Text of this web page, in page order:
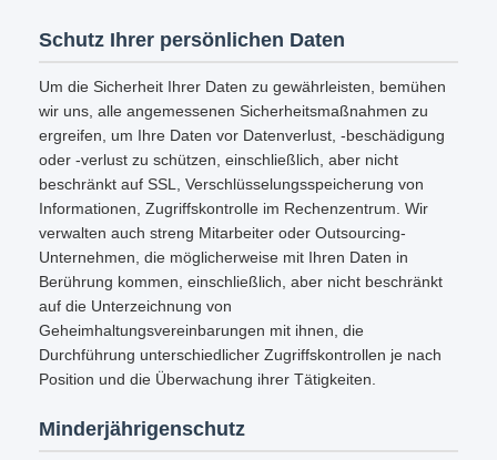
Schutz Ihrer persönlichen Daten
Um die Sicherheit Ihrer Daten zu gewährleisten, bemühen
wir uns, alle angemessenen Sicherheitsmaßnahmen zu
ergreifen, um Ihre Daten vor Datenverlust, -beschädigung
oder -verlust zu schützen, einschließlich, aber nicht
beschränkt auf SSL, Verschlüsselungsspeicherung von
Informationen, Zugriffskontrolle im Rechenzentrum. Wir
verwalten auch streng Mitarbeiter oder Outsourcing-
Unternehmen, die möglicherweise mit Ihren Daten in
Berührung kommen, einschließlich, aber nicht beschränkt
auf die Unterzeichnung von
Geheimhaltungsvereinbarungen mit ihnen, die
Durchführung unterschiedlicher Zugriffskontrollen je nach
Position und die Überwachung ihrer Tätigkeiten.
Minderjährigenschutz